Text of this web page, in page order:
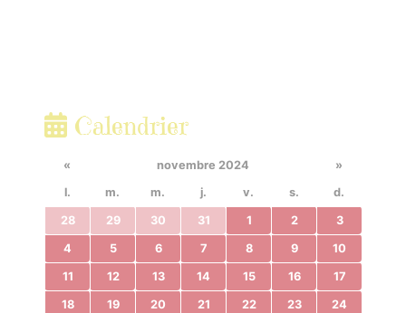
Calendrier
« novembre 2024
»
l.
m. m. j. v. s. d.
28 29 30 31 1 2 3
4 5 6 7 8 9 10
11 12 13 14 15 16 17
18 19 20 21 22 23 24